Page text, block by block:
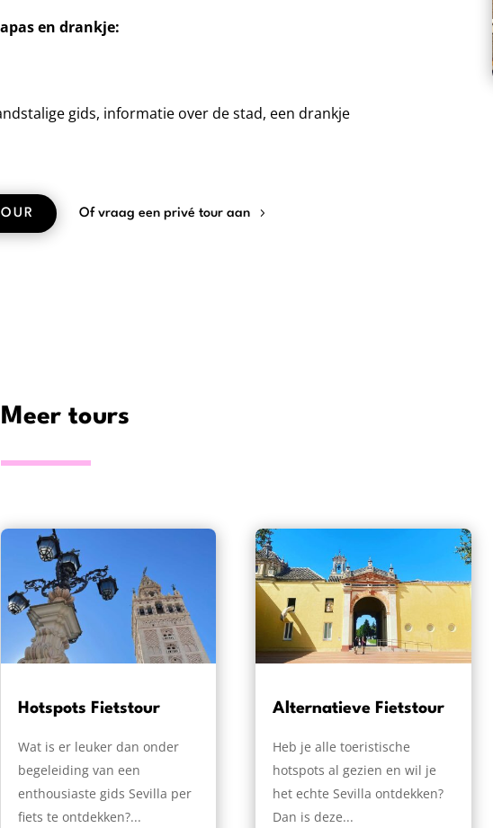
en drankje:
gids, informatie over de stad, een drankje
Of vraag een privé tour aan
Meer tours
Hotspots Fietstour
Wat is er leuker dan onder
begeleiding van een
enthousiaste gids Sevilla per
fiets te ontdekken?...
Alternatieve Fietstour
Heb je alle toeristische
hotspots al gezien en wil je
het echte Sevilla ontdekken?
Dan is deze...